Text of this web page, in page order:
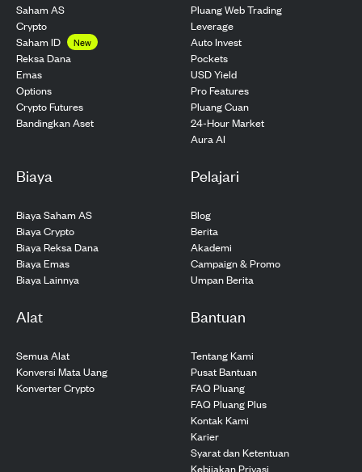
Saham AS
Crypto
Saham ID
New
Reksa Dana
Emas
Options
Crypto Futures
Bandingkan Aset
Pluang Web Trading
Leverage
Auto Invest
Pockets
USD Yield
Pro Features
Pluang Cuan
24-Hour Market
Aura AI
Biaya
Biaya Saham AS
Biaya Crypto
Biaya Reksa Dana
Biaya Emas
Biaya Lainnya
Pelajari
Blog
Berita
Akademi
Campaign & Promo
Umpan Berita
Alat
Semua Alat
Konversi Mata Uang
Konverter Crypto
Bantuan
Tentang Kami
Pusat Bantuan
FAQ Pluang
FAQ Pluang Plus
Kontak Kami
Karier
Syarat dan Ketentuan
Kebijakan Privasi